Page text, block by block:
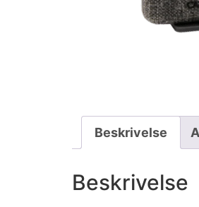
Beskrivelse
Beskrivelse